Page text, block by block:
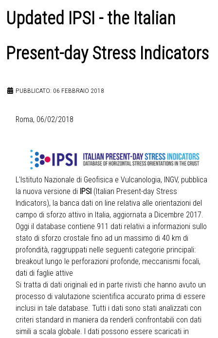
Updated IPSI - the Italian
Present-day Stress Indicators
PUBBLICATO: 06 FEBBRAIO 2018
Roma, 06/02/2018
L'Istituto Nazionale di Geofisica e Vulcanologia, INGV, pubblica
la nuova versione di IPSI (Italian Present-day Stress
Indicators), la banca dati on line relativa alle orientazioni del
campo di sforzo attivo in Italia, aggiornata a Dicembre 2017.
Oggi il database contiene 911 dati relativi a informazioni sullo
stato di sforzo crostale fino ad un massimo di 40 km di
profondità, raggruppati nelle seguenti categorie principali:
breakout lungo le perforazioni profonde, meccanismi focali,
dati di faglie attive
Si tratta di dati originali ed in parte rivisti che hanno avuto un
processo di valutazione scientifica accurato prima di essere
inclusi in tale database. Tutti i dati sono stati analizzati con
criteri standard in maniera da renderli confrontabili con dati
simili a scala globale. I dati possono essere scaricati in